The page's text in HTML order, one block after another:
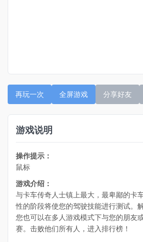
再玩一次 全屏游戏 分享好友
游戏说明
操作提示：
鼠标
游戏介绍：
与卡车传奇人士镇上最大，最卑鄙的卡
性的阶段将使您的驾驶技能进行测试。
您也可以在多人游戏模式下与您的朋友
赛。击败他们所有人，进入排行榜！